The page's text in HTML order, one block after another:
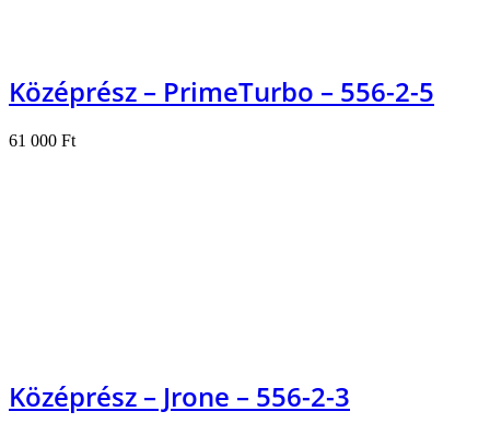
Középrész – PrimeTurbo – 556-2-5
61 000 Ft
Középrész – Jrone – 556-2-3